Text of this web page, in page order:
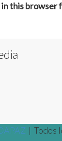
in this
| Todos